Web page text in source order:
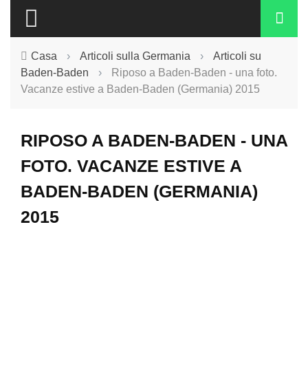
Casa › Articoli sulla Germania ›
Articoli su
Baden-Baden
›
Riposo a Baden-Baden - una foto.
Vacanze estive a Baden-Baden (Germania) 2015
RIPOSO A BADEN-BADEN - UNA
FOTO. VACANZE ESTIVE A
BADEN-BADEN (GERMANIA)
2015